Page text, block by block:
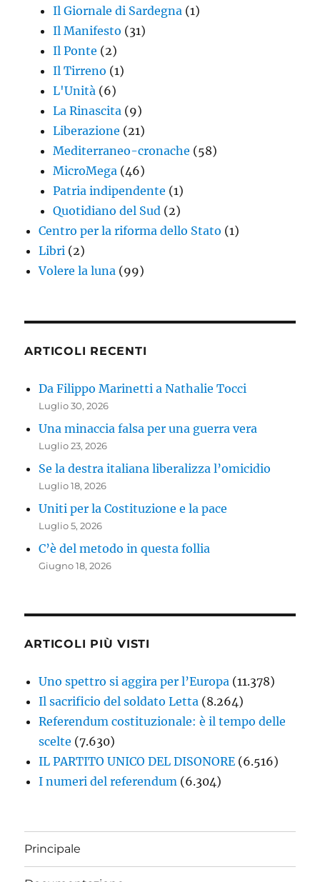
Il Giornale di Sardegna (1)
Il Manifesto (31)
Il Ponte (2)
Il Tirreno (1)
L'Unità (6)
La Rinascita (9)
Liberazione (21)
Mediterraneo-cronache (58)
MicroMega (46)
Patria indipendente (1)
Quotidiano del Sud (2)
Centro per la riforma dello Stato (1)
Libri (2)
Volere la luna (99)
ARTICOLI RECENTI
Da Filippo Marinetti a Nathalie Tocci
Luglio 30, 2026
Una minaccia falsa per una guerra vera
Luglio 23, 2026
Se la destra italiana liberalizza l’omicidio
Luglio 18, 2026
Uniti per la Costituzione e la pace
Luglio 5, 2026
C’è del metodo in questa follia
Giugno 18, 2026
ARTICOLI PIÙ VISTI
Uno spettro si aggira per l’Europa (11.378)
Il sacrificio del soldato Letta (8.264)
Referendum costituzionale: è il tempo delle
scelte (7.630)
IL PARTITO UNICO DEL DISONORE (6.516)
I numeri del referendum (6.304)
Principale